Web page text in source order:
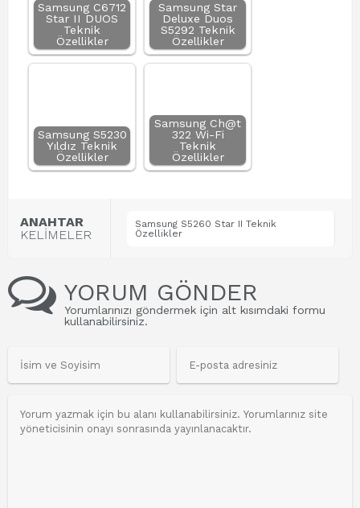
Samsung C6712
Star II DUOS
Teknik
Özellikler
Samsung Star
Deluxe Duos
S5292 Teknik
Özellikler
Samsung S5230
Yıldız Teknik
Özellikler
Samsung Ch@t
322 Wi-Fi
Teknik
Özellikler
ANAHTAR
KELİMELER
Samsung S5260 Star II Teknik
Özellikler
YORUM GÖNDER
Yorumlarınızı göndermek için alt kısımdaki formu
kullanabilirsiniz.